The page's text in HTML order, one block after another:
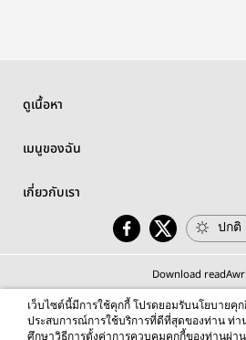
ดูเนื้อหา
เมนูของฉัน
เกี่ยวกับเรา
ปกติ
Download
เว็บไซต์นี้มีการใช้คุกกี้ โปรดยอมรับนโยบายคุก
ประสบการณ์การใช้บริการที่ดีที่สุดของท่าน ท่า
ศึกษาวิธีการตั้งค่าการควบคุมคุกกี้ของท่านผ่าน